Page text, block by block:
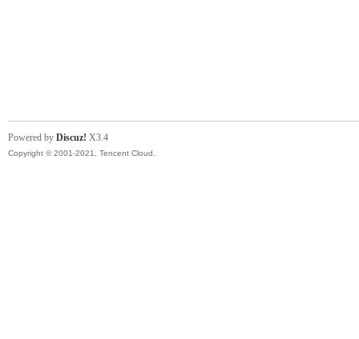
Powered by Discuz! X3.4
Copyright © 2001-2021, Tencent Cloud.